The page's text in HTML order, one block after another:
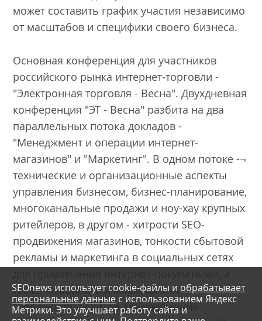
может составить график участия независимо
от масштабов и специфики своего бизнеса.
Основная конференция для участников
российского рынка интернет-торговли -
"Электронная торговля - Весна". Двухдневная
конференция "ЭТ - Весна" разбита на два
параллельных потока докладов -
"Менеджмент и операции интернет-
магазинов" и "Маркетинг". В одном потоке -¬
технические и организационные аспекты
управления бизнесом, бизнес-планирование,
многоканальные продажи и ноу-хау крупных
ритейлеров, в другом - хитрости SEO-
продвижения магазинов, тонкости сбытовой
рекламы и маркетинга в социальных сетях
также юзабилити и маркетинг-линч
"продающих" сайтов для удержания
SEOnews использует cookie-файлы и обрабатывает
персональные данные с использованием Яндекс
Метрики. Это улучшает работу сайта и